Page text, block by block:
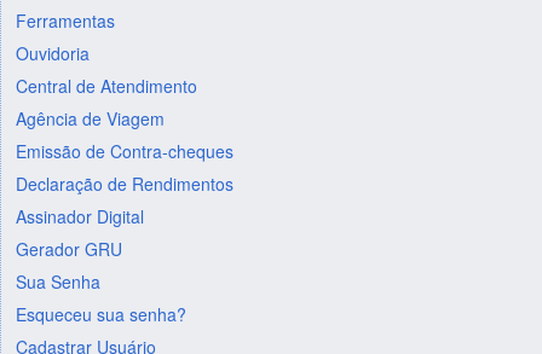
Ferramentas
Ouvidoria
Central de Atendimento
Agência de Viagem
Emissão de Contra-cheques
Declaração de Rendimentos
Assinador Digital
Gerador GRU
Sua Senha
Esqueceu sua senha?
Cadastrar Usuário